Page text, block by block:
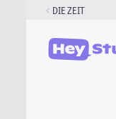
DIE ZEIT